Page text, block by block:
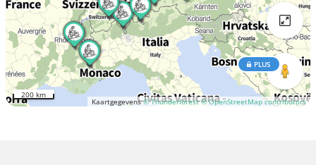
Kaartgegevens© Thunderforest © OpenStreetMap contributors
PLUS
200 km